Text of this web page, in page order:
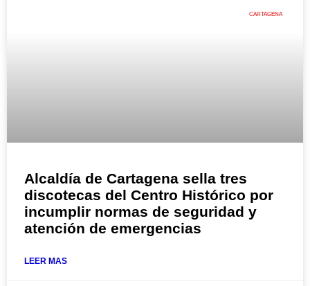
CARTAGENA
Alcaldía de Cartagena sella tres
discotecas del Centro Histórico por
incumplir normas de seguridad y
atención de emergencias
LEER MAS